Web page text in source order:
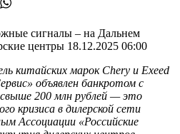
сигналы – на Дальнем
центры 18.12.2025 06:00
китайских марок Chery и Exeed
объявлен банкротом с
200 млн рублей — это
кризиса в дилерской сети
Ассоциации «Российские